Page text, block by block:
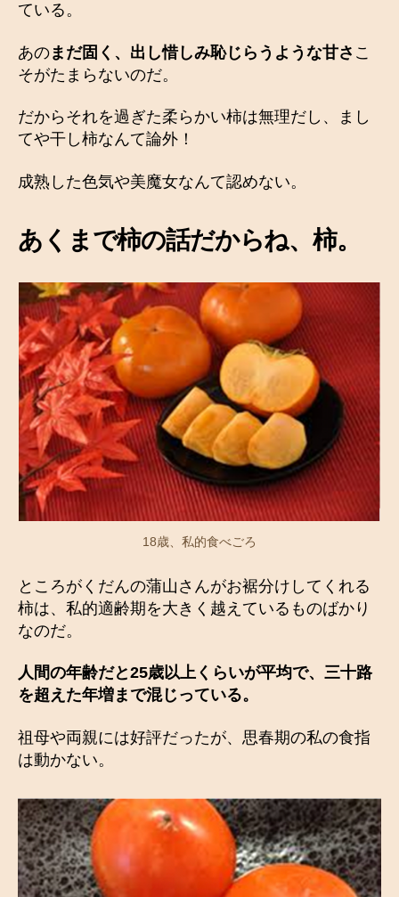
ている。
あのまだ固く、出し惜しみ恥じらうような甘さ こ
そがたまらないのだ。
だからそれを過ぎた柔らかい柿は無理だし、まし
てや干し柿なんて論外！
成熟した色気や美魔女なんて認めない。
あくまで柿の話だからね、柿。
18歳、私的食べごろ
ところがくだんの蒲山さんがお裾分けしてくれる
柿は、私的適齢期を大きく越えているものばかり
なのだ。
人間の年齢だと25歳以上くらいが平均で、三十路
を超えた年増まで混じっている。
祖母や両親には好評だったが、思春期の私の食指
は動かない。